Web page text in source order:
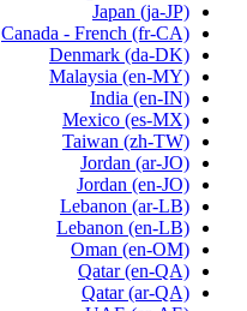
Japan (ja-JP)
Canada - French (fr-CA)
Denmark (da-DK)
Malaysia (en-MY)
India (en-IN)
Mexico (es-MX)
Taiwan (zh-TW)
Jordan (ar-JO)
Jordan (en-JO)
Lebanon (ar-LB)
Lebanon (en-LB)
Oman (en-OM)
Qatar (en-QA)
Qatar (ar-QA)